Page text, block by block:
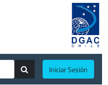
Iniciar Sesión